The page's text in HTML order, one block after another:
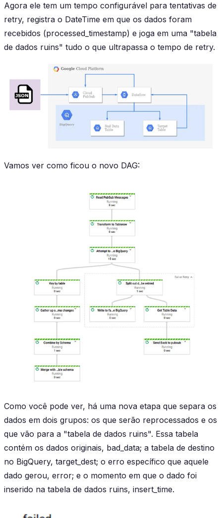
Agora ele tem um tempo configurável para tentativas de
retry, registra o DateTime em que os dados foram
recebidos (processed_timestamp) e joga em uma "tabela
de dados ruins" tudo o que ultrapassa o tempo de retry.
Vamos ver como ficou o novo DAG:
Como você pode ver, há uma nova etapa que separa os
dados em dois grupos: os que serão reprocessados e os
que vão para a "tabela de dados ruins". Essa tabela
contém os dados originais, bad_data; a tabela de destino
no BigQuery, target_dest; o erro específico que aquele
dado gerou, error; e o momento em que o dado foi
inserido na tabela de dados ruins, insert_time.